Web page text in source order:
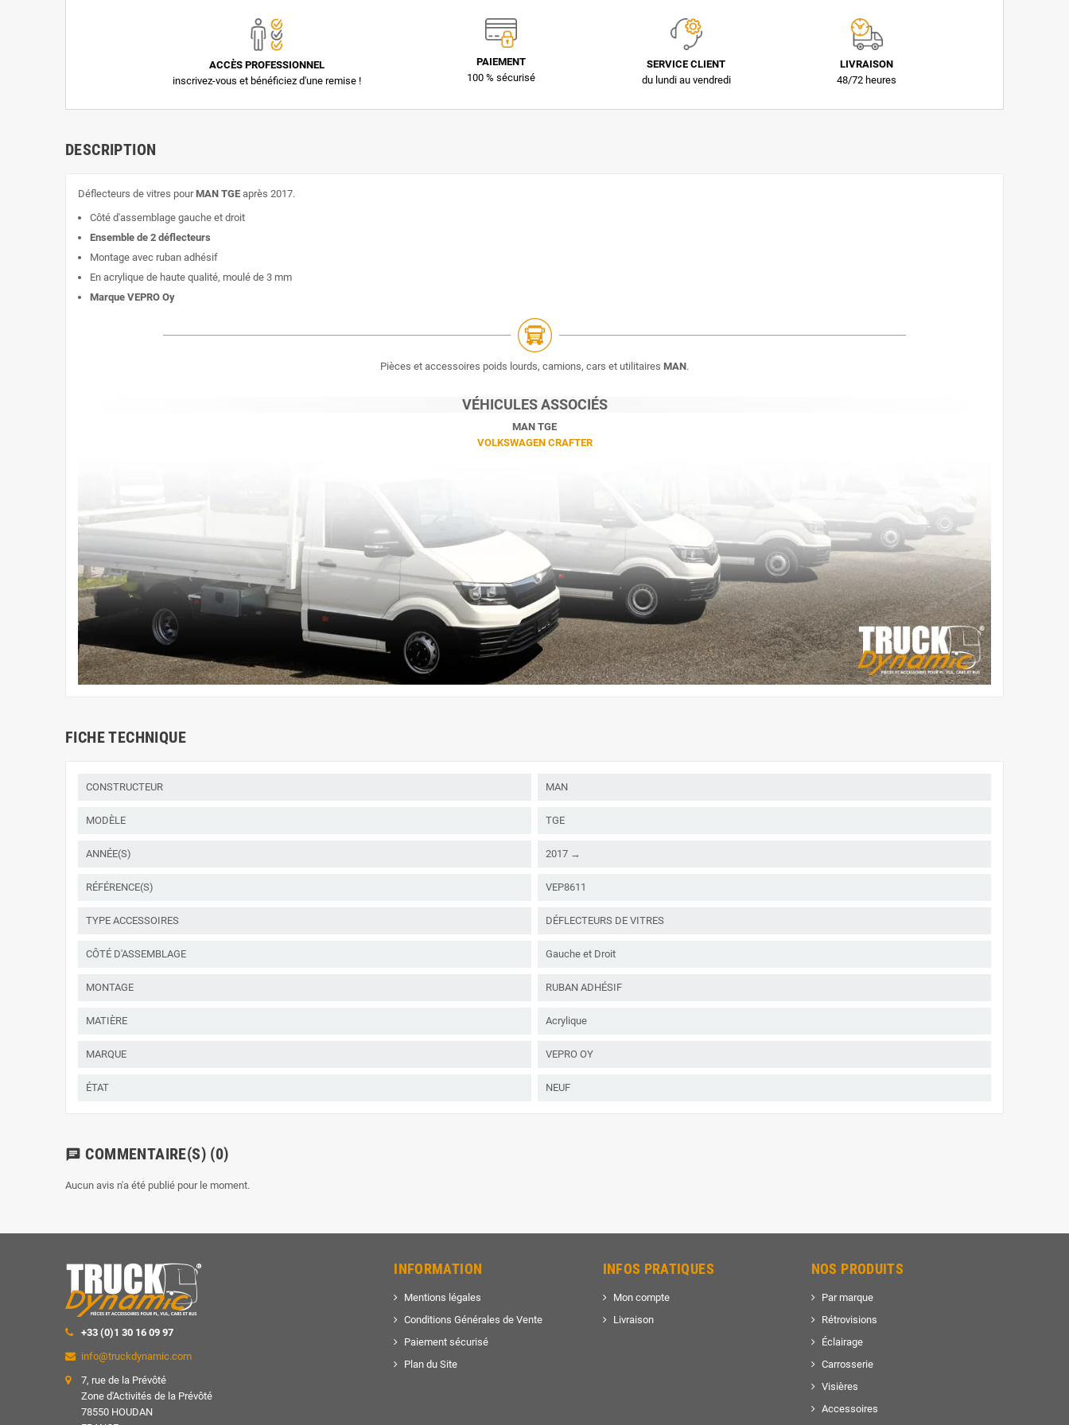
ACCÈS PROFESSIONNEL
inscrivez-vous et bénéficiez d'une remise !
PAIEMENT
100 % sécurisé
SERVICE CLIENT
du lundi au vendredi
LIVRAISON
48/72 heures
DESCRIPTION
Déflecteurs de vitres pourMAN TGE après 2017.
Côté d'assemblage gauche et droit
Ensemble de 2 déflecteurs
Montage avec ruban adhésif
En acrylique de haute qualité, moulé de 3 mm
Marque VEPRO Oy
Pièces et accessoires poids lourds, camions, cars et utilitaires MAN.
VÉHICULES ASSOCIÉS
MAN TGE
VOLKSWAGEN CRAFTER
FICHE TECHNIQUE
CONSTRUCTEUR MAN
MODÈLE TGE
ANNÉE(S) 2017 →
RÉFÉRENCE(S) VEP8611
TYPE ACCESSOIRES DÉFLECTEURS DE VITRES
CÔTÉ D'ASSEMBLAGE Gauche et Droit
MONTAGE RUBAN ADHÉSIF
MATIÈRE Acrylique
MARQUE VEPRO OY
ÉTAT NEUF
chat COMMENTAIRE(S) (0)
Aucun avis n'a été publié pour le moment.
+33 (0)1 30 16 09 97
info@truckdynamic.com
7, rue de la Prévôté
Zone d'Activités de la Prévôté
78550 HOUDAN
INFORMATION
Mentions légales
Conditions Générales de Vente
Paiement sécurisé
Plan du Site
INFOS PRATIQUES
Mon compte
Livraison
NOS PRODUITS
Par marque
Rétrovisions
Éclairage
Carrosserie
Visières
Accessoires